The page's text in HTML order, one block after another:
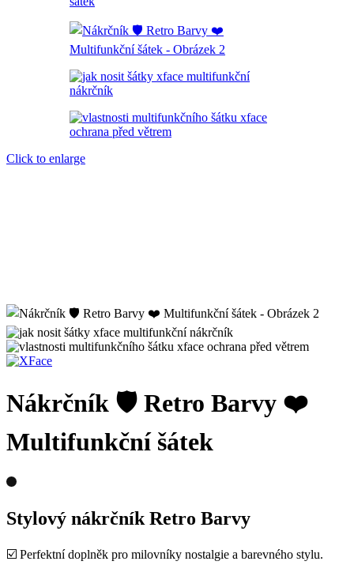
Click to enlarge
Nákrčník 🛡️ Retro Barvy ❤️
Multifunkční šátek
Stylový nákrčník Retro Barvy
☑️ Perfektní doplněk pro milovníky nostalgie a barevného stylu.